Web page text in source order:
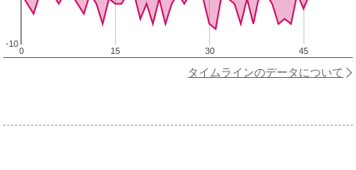
0 15 30 45
-10
タイムラインのデータについて